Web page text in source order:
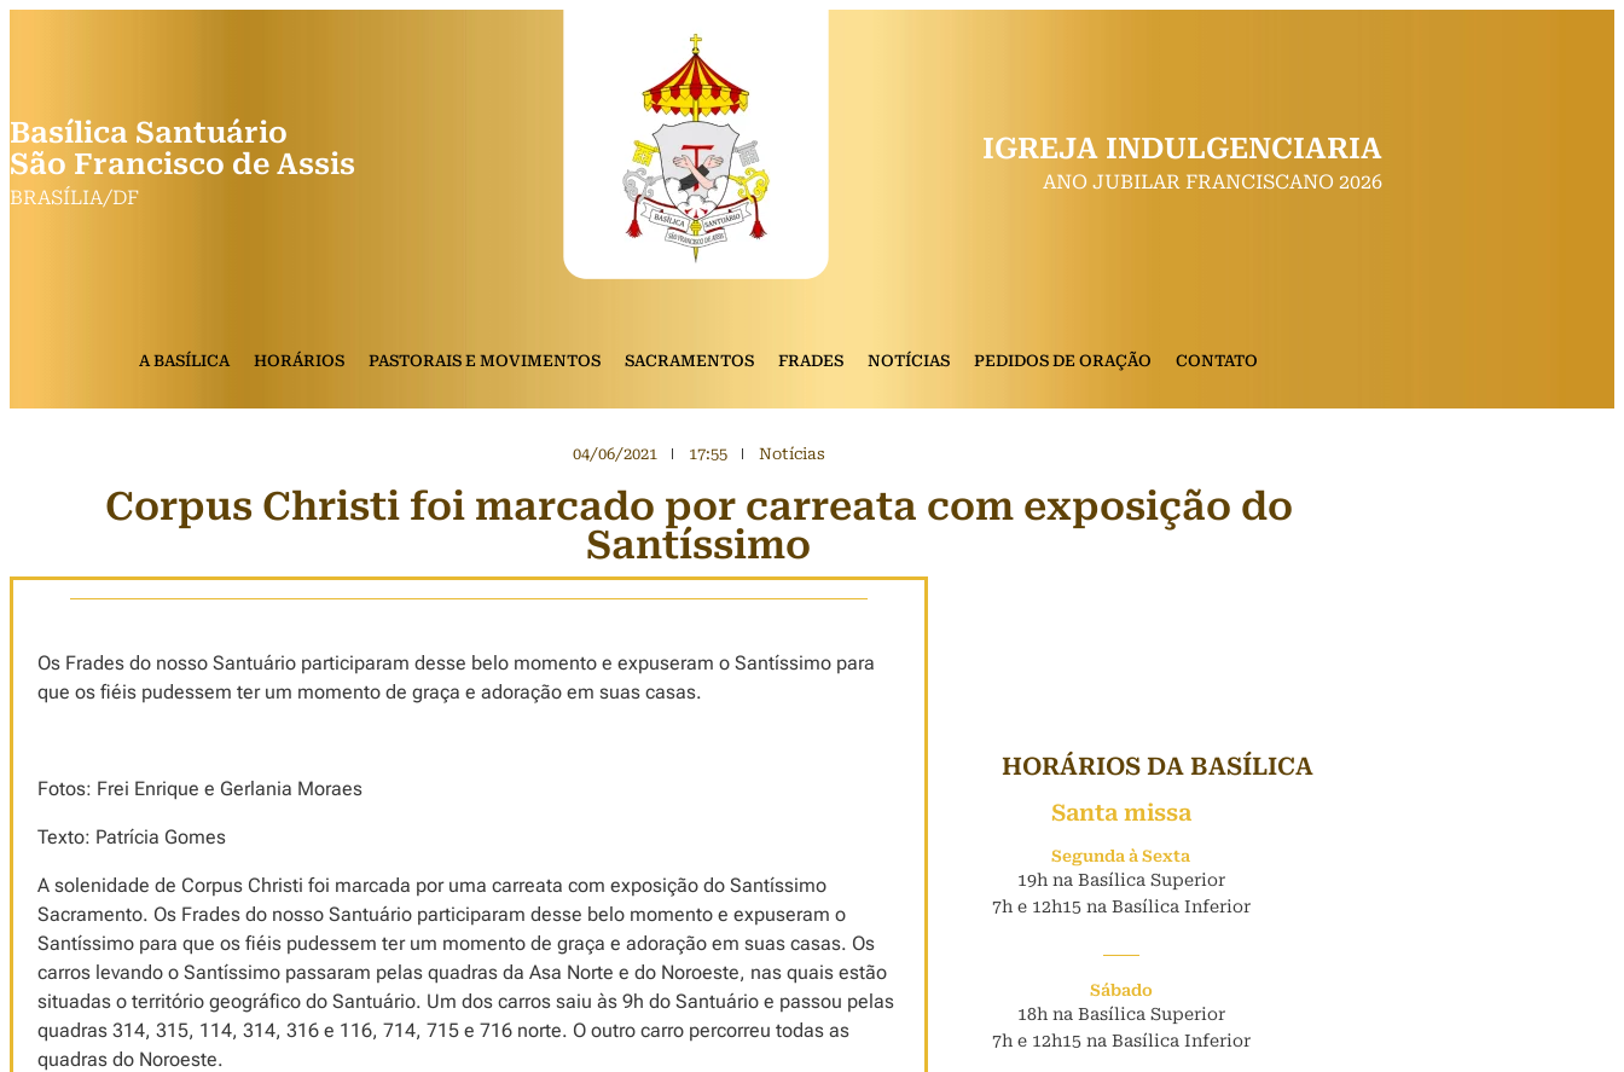
Basílica Santuário
São Francisco de Assis
BRASÍLIA/DF
IGREJA INDULGENCIARIA
ANO JUBILAR FRANCISCANO 2026
A BASÍLICA HORÁRIOS PASTORAIS E MOVIMENTOS SACRAMENTOS FRADES NOTÍCIAS PEDIDOS DE ORAÇÃO CONTATO
04/06/2021 17:55 Notícias
Corpus Christi foi marcado por carreata com exposição do
Santíssimo
Os Frades do nosso Santuário participaram desse belo momento e expuseram o Santíssimo para
que os fiéis pudessem ter um momento de graça e adoração em suas casas.
Fotos: Frei Enrique e Gerlania Moraes
Texto: Patrícia Gomes
A solenidade de Corpus Christi foi marcada por uma carreata com exposição do Santíssimo
Sacramento. Os Frades do nosso Santuário participaram desse belo momento e expuseram o
Santíssimo para que os fiéis pudessem ter um momento de graça e adoração em suas casas. Os
carros levando o Santíssimo passaram pelas quadras da Asa Norte e do Noroeste, nas quais estão
situadas o território geográfico do Santuário. Um dos carros saiu às 9h do Santuário e passou pelas
quadras 314, 315, 114, 314, 316 e 116, 714, 715 e 716 norte. O outro carro percorreu todas as
quadras do Noroeste.
HORÁRIOS DA BASÍLICA
Santa missa
Segunda à Sexta
19h na Basílica Superior
7h e 12h15 na Basílica Inferior
Sábado
18h na Basílica Superior
7h e 12h15 na Basílica Inferior